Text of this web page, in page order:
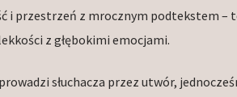
i przestrzeń z mrocznym podtekstem
z głębokimi emocjami.
słuchacza przez utwór,